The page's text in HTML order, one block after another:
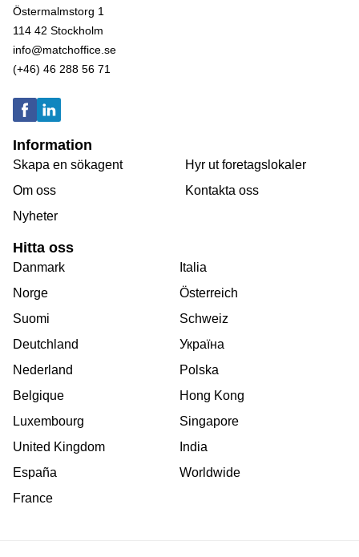
Östermalmstorg 1
114 42 Stockholm
info@matchoffice.se
(+46) 46 288 56 71
Information
Skapa en sökagent
Om oss
Nyheter
Hyr ut foretagslokaler
Kontakta oss
Hitta oss
Danmark
Norge
Suomi
Deutchland
Nederland
Belgique
Luxembourg
United Kingdom
España
France
Italia
Österreich
Schweiz
Україна
Polska
Hong Kong
Singapore
India
Worldwide